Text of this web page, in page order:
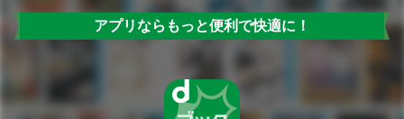
アプリならもっと便利で快適に！